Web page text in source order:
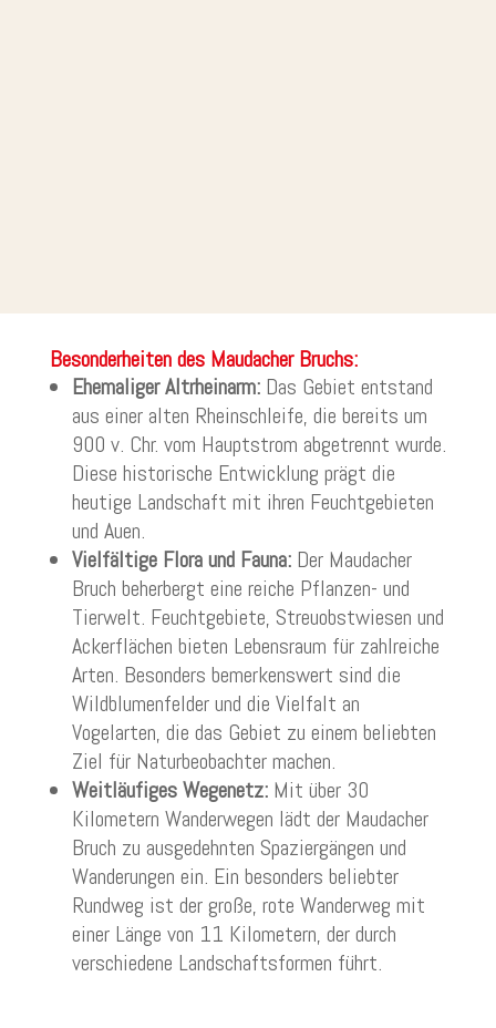
Besonderheiten des Maudacher Bruchs:
Ehemaliger Altrheinarm:Das Gebiet entstand
aus einer alten Rheinschleife, die bereits um
900 v. Chr. vom Hauptstrom abgetrennt wurde.
Diese historische Entwicklung prägt die
heutige Landschaft mit ihren Feuchtgebieten
und Auen.
Vielfältige Flora und Fauna:Der Maudacher
Bruch beherbergt eine reiche Pflanzen- und
Tierwelt. Feuchtgebiete, Streuobstwiesen und
Ackerflächen bieten Lebensraum für zahlreiche
Arten. Besonders bemerkenswert sind die
Wildblumenfelder und die Vielfalt an
Vogelarten, die das Gebiet zu einem beliebten
Ziel für Naturbeobachter machen.
Weitläufiges Wegenetz:Mit über 30
Kilometern Wanderwegen lädt der Maudacher
Bruch zu ausgedehnten Spaziergängen und
Wanderungen ein. Ein besonders beliebter
Rundweg ist der große, rote Wanderweg mit
einer Länge von 11 Kilometern, der durch
verschiedene Landschaftsformen führt.